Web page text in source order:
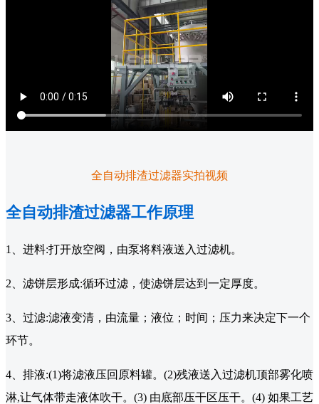
全自动排渣过滤器实拍视频
全自动排渣过滤器工作原理
1、进料:打开放空阀，由泵将料液送入过滤机。
2、滤饼层形成:循环过滤，使滤饼层达到一定厚度。
3、过滤:滤液变清，由流量；液位；时间；压力来决定下一个
环节。
4、排液:(1)将滤液压回原料罐。(2)残液送入过滤机顶部雾化喷
淋,让气体带走液体吹干。(3) 由底部压干区压干。(4) 如果工艺